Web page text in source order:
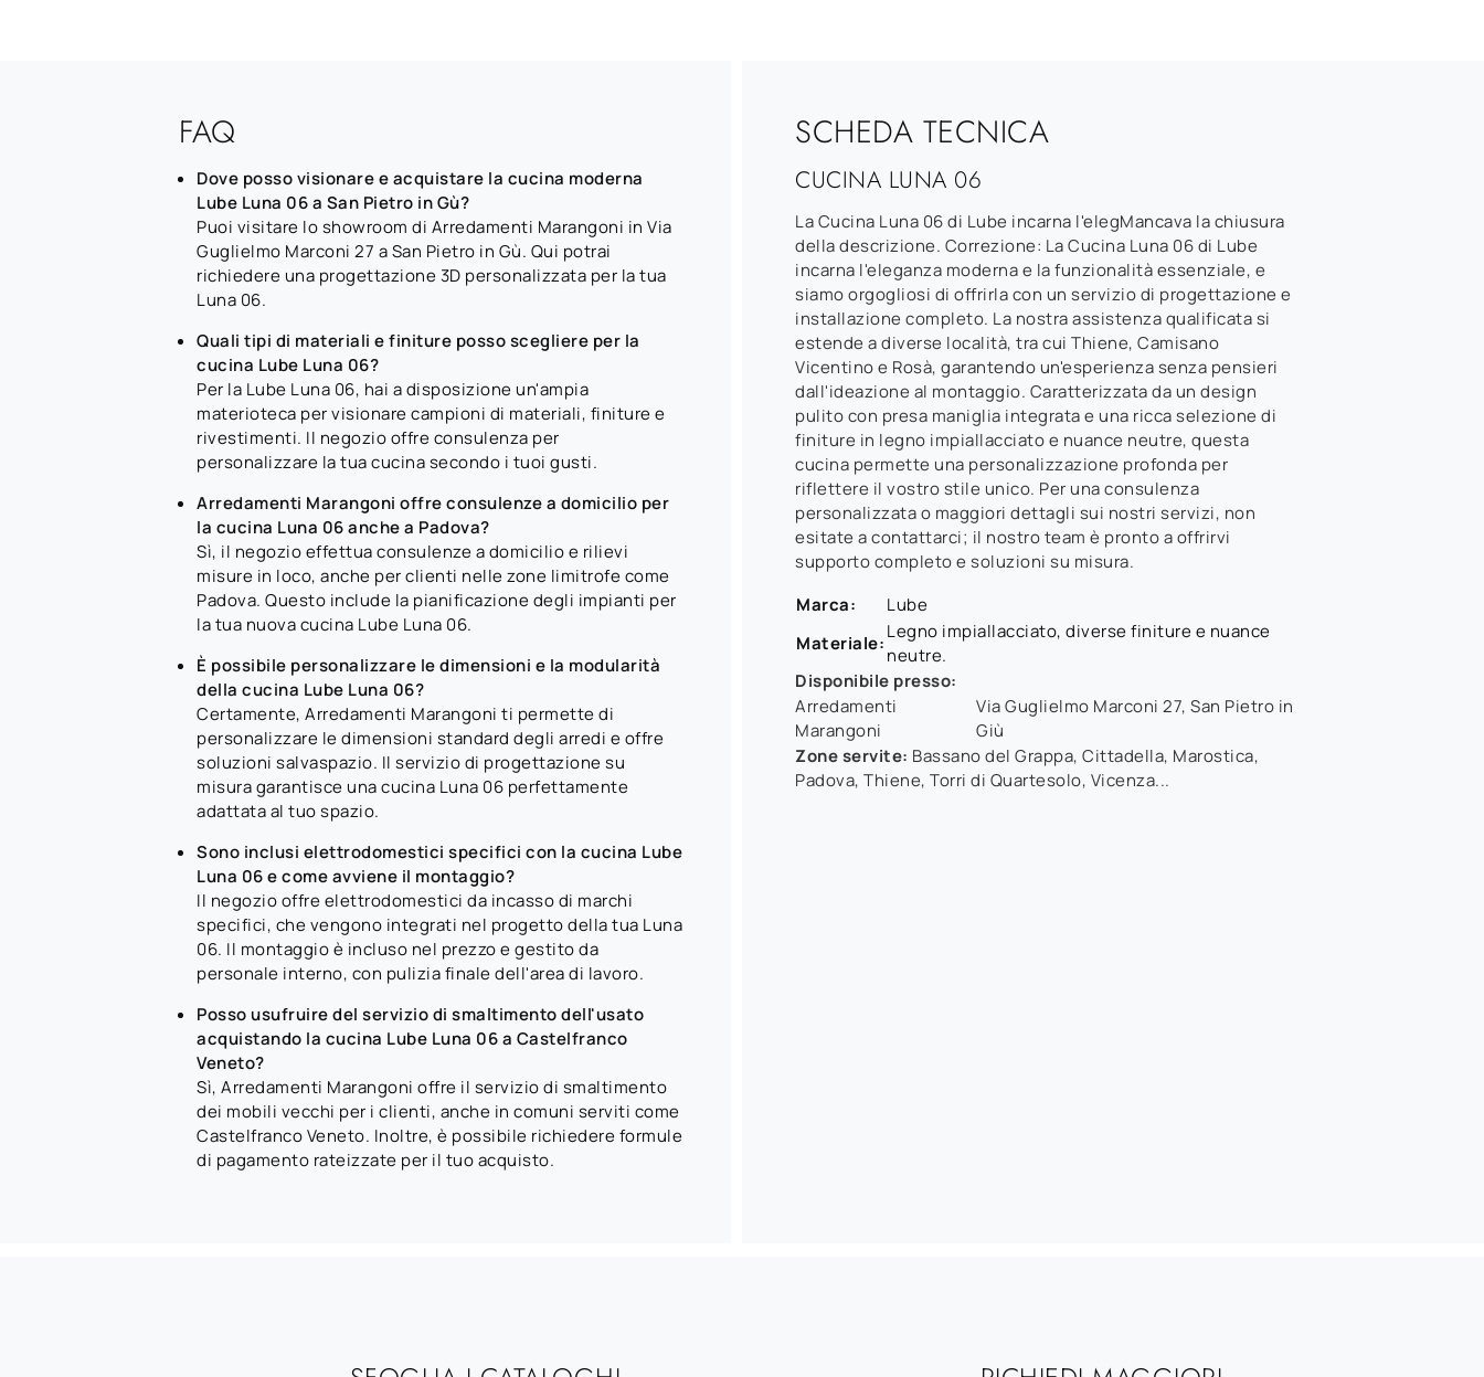
FAQ
Dove posso visionare e acquistare la cucina moderna
Lube Luna 06 a San Pietro in Gù?
Puoi visitare lo showroom di Arredamenti Marangoni in Via
Guglielmo Marconi 27 a San Pietro in Gù. Qui potrai
richiedere una progettazione 3D personalizzata per la tua
Luna 06.
Quali tipi di materiali e finiture posso scegliere per la
cucina Lube Luna 06?
Per la Lube Luna 06, hai a disposizione un'ampia
materioteca per visionare campioni di materiali, finiture e
rivestimenti. Il negozio offre consulenza per
personalizzare la tua cucina secondo i tuoi gusti.
Arredamenti Marangoni offre consulenze a domicilio per
la cucina Luna 06 anche a Padova?
Sì, il negozio effettua consulenze a domicilio e rilievi
misure in loco, anche per clienti nelle zone limitrofe come
Padova. Questo include la pianificazione degli impianti per
la tua nuova cucina Lube Luna 06.
È possibile personalizzare le dimensioni e la modularità
della cucina Lube Luna 06?
Certamente, Arredamenti Marangoni ti permette di
personalizzare le dimensioni standard degli arredi e offre
soluzioni salvaspazio. Il servizio di progettazione su
misura garantisce una cucina Luna 06 perfettamente
adattata al tuo spazio.
Sono inclusi elettrodomestici specifici con la cucina Lube
Luna 06 e come avviene il montaggio?
Il negozio offre elettrodomestici da incasso di marchi
specifici, che vengono integrati nel progetto della tua Luna
06. Il montaggio è incluso nel prezzo e gestito da
personale interno, con pulizia finale dell'area di lavoro.
Posso usufruire del servizio di smaltimento dell'usato
acquistando la cucina Lube Luna 06 a Castelfranco
Veneto?
Sì, Arredamenti Marangoni offre il servizio di smaltimento
dei mobili vecchi per i clienti, anche in comuni serviti come
Castelfranco Veneto. Inoltre, è possibile richiedere formule
di pagamento rateizzate per il tuo acquisto.
SCHEDA TECNICA
CUCINA LUNA 06
La Cucina Luna 06 di Lube incarna l'elegMancava la chiusura
della descrizione. Correzione: La Cucina Luna 06 di Lube
incarna l'eleganza moderna e la funzionalità essenziale, e
siamo orgogliosi di offrirla con un servizio di progettazione e
installazione completo. La nostra assistenza qualificata si
estende a diverse località, tra cui Thiene, Camisano
Vicentino e Rosà, garantendo un'esperienza senza pensieri
dall'ideazione al montaggio. Caratterizzata da un design
pulito con presa maniglia integrata e una ricca selezione di
finiture in legno impiallacciato e nuance neutre, questa
cucina permette una personalizzazione profonda per
riflettere il vostro stile unico. Per una consulenza
personalizzata o maggiori dettagli sui nostri servizi, non
esitate a contattarci; il nostro team è pronto a offrirvi
supporto completo e soluzioni su misura.
Marca:
Lube
Materiale:
Legno impiallacciato, diverse finiture e nuance
neutre.
Disponibile presso:
Arredamenti
Marangoni
Via Guglielmo Marconi 27,San Pietro in
Giù
Zone servite: Bassano del Grappa, Cittadella, Marostica,
Padova, Thiene, Torri di Quartesolo, Vicenza...